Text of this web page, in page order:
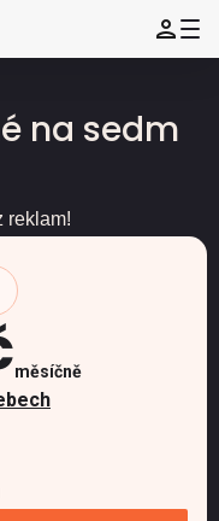
na sedm
reklam!
měsíčně